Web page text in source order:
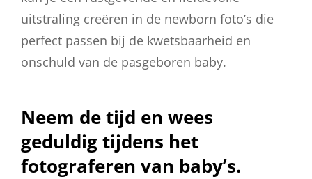
uitstraling creëren in de newborn foto’s die
perfect passen bij de kwetsbaarheid en
onschuld van de pasgeboren baby.
Neem de tijd en wees
geduldig tijdens het
fotograferen van baby’s.